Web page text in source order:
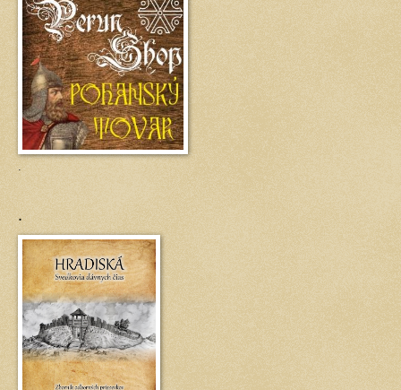
.
.